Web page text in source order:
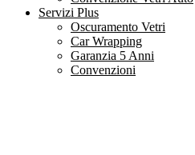
Servizi Plus
Oscuramento Vetri
Car Wrapping
Garanzia 5 Anni
Convenzioni